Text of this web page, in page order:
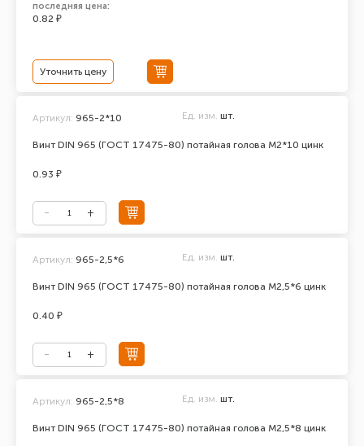
последняя цена:
0.82 ₽
Уточнить цену
Винт DIN 965 (ГОСТ 17475-80) потайная голова М2*10 цинк
Артикул: 965-2*10 Ед. изм. шт.
0.93 ₽
Винт DIN 965 (ГОСТ 17475-80) потайная голова М2,5*6 цинк
Артикул: 965-2,5*6 Ед. изм. шт.
0.40 ₽
Винт DIN 965 (ГОСТ 17475-80) потайная голова М2,5*8 цинк
Артикул: 965-2,5*8 Ед. изм. шт.